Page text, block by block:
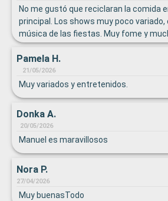
No me gustó que reciclaran la comida
principal. Los shows muy poco
música de las fiestas. Muy fome y
Pamela H.
21/05/2026
Muy variados y entretenidos.
Donka A.
20/05/2026
Manuel es maravillosos
Nora P.
27/04/2026
Muy buenasTodo